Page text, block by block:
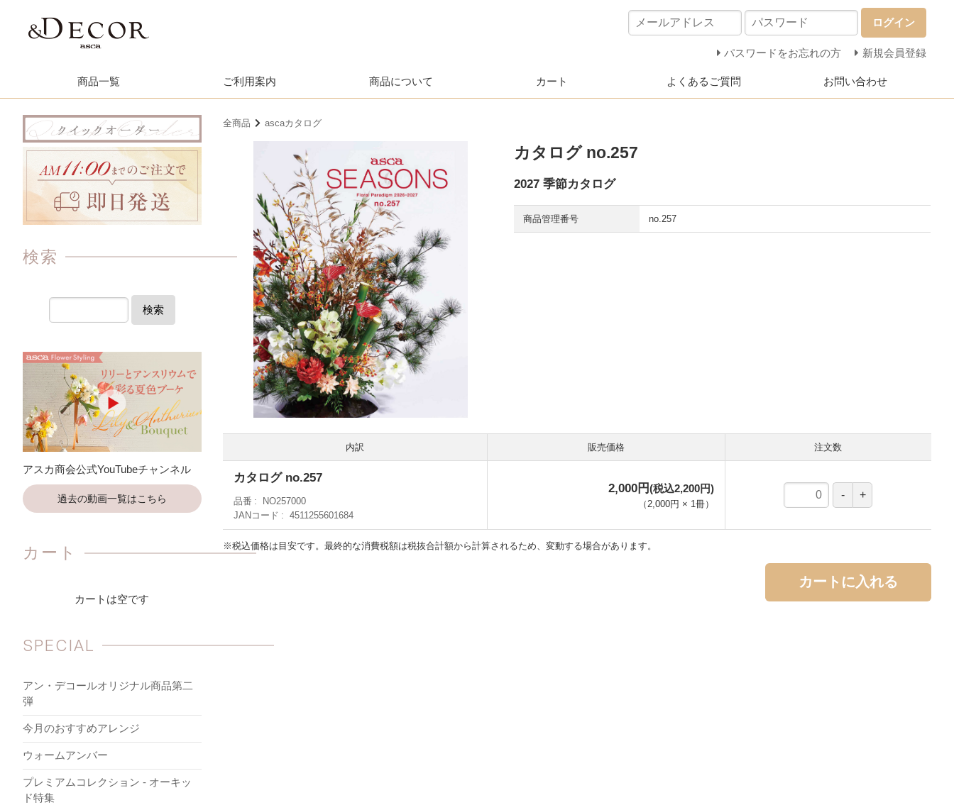
ログイン
パスワードをお忘れの方 新規会員登録
商品一覧 ご利用案内 商品について カート よくあるご質問 お問い合わせ
全商品 ascaカタログ
カタログ no.257
2027 季節カタログ
商品管理番号 no.257
内訳 販売価格 注文数
カタログ no.257
品番
NO257000
JANコード
4511255601684
2,000円(税込2,200円)
（2,000円 × 1冊）
※税込価格は目安です。最終的な消費税額は税抜合計額から計算されるため、変動する場合があります。
カートに入れる
検索
検索
アスカ商会公式YouTubeチャンネル
過去の動画一覧はこちら
カート
カートは空です
SPECIAL
アン・デコールオリジナル商品第二
弾
今月のおすすめアレンジ
ウォームアンバー
プレミアムコレクション - オーキッ
ド特集